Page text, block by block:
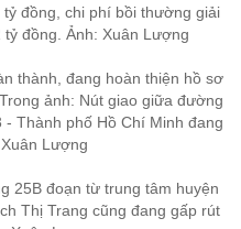
đồng, chi phí bồi thường giải
đồng. Ảnh: Xuân Lượng
thành, đang hoàn thiện hồ sơ
ảnh: Nút giao giữa đường
Thành phố Hồ Chí Minh đang
Lượng
25B đoạn từ trung tâm huyện
Thị Trang cũng đang gấp rút